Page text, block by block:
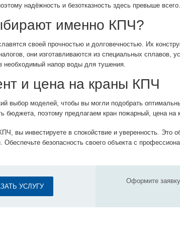
надёжность и безотказность здесь превыше всего.
именно КПЧ?
своей прочностью и долговечностью. Их
они изготавливаются из специальных сплавов,
необходимый напор воды для тушения.
и цена на краны КПЧ
выбор моделей, чтобы вы могли подобрать
бюджета, поэтому предлагаем кран пожарный, цена на
вы инвестируете в спокойствие и уверенность.
Обеспечьте безопасность своего объекта с
УСЛУГУ
Оформите